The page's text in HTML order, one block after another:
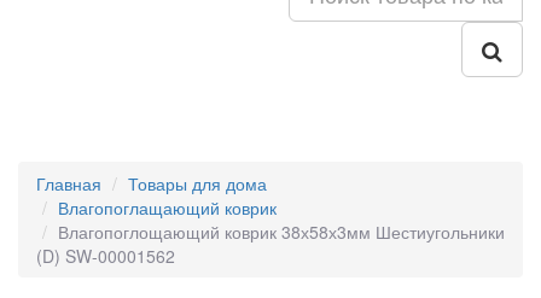
Главная
Товары для дома
Влагопоглащающий коврик
Влагопоглощающий коврик 38х58х3мм Шестиугольники
(D) SW-00001562